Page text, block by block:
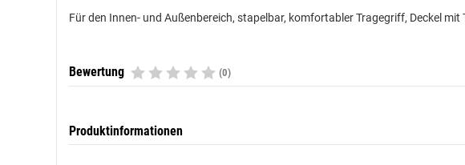
Für den Innen- und Außenbereich, stapelbar, komfortabler Tragegriff, Deckel mit
Bewertung (0)
Produktinformationen